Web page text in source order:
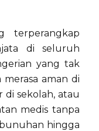
terperangkap
di seluruh
yang tak
aman di
di sekolah, atau
medis tanpa
hingga